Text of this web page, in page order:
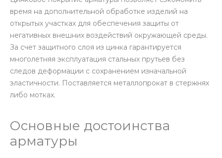
время на дополнительной обработке изделий на
открытых участках для обеспечения защиты от
негативных внешних воздействий окружающей среды.
За счет защитного слоя из цинка гарантируется
многолетняя эксплуатация стальных прутьев без
следов деформации с сохранением изначальной
эластичности. Поставляется металлопрокат в стержнях
либо мотках.
Основные достоинства
арматуры